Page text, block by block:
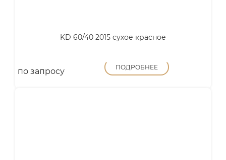
KD 60/40 2015 сухое красное
по запросу ПОДРОБНЕЕ